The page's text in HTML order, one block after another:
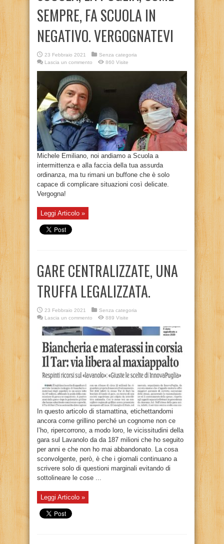
SEMPRE, FA SCUOLA IN
NEGATIVO. VERGOGNATEVI
23 Febbraio 2021
Senza categoria
Lascia un commento
860 Visite
Michele Emiliano, noi andiamo a Scuola a
intermittenza e alla faccia della tua assurda
ordinanza, ma tu rimani un buffone che è solo
capace di complicare situazioni così delicate.
Vergogna!
Leggi Articolo »
GARE CENTRALIZZATE, UNA
TRUFFA LEGALIZZATA.
23 Febbraio 2021
Senza categoria
Lascia un commento
889 Visite
In questo articolo di stamattina, etichettandomi
ancora come grillino perché un cognome non ce
l’ho, ripercorrono, a modo loro, le vicissitudini della
gara sul Lavanolo da da 187 milioni che ho seguito
per anni e che non ho mai abbandonato. La cosa
sconvolgente, però, è che i giornali continuano a
scrivere solo di questioni marginali evitando di
sottolineare le cose ...
Leggi Articolo »